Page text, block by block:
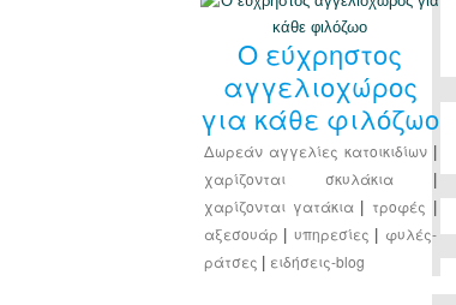
Ο εύχρηστος
αγγελιοχώρος
για κάθε φιλόζωο
Δωρεάν αγγελίες κατοικιδίων
χαρίζονται σκυλάκια
χαρίζονται γατάκια τροφές
αξεσουάρ υπηρεσίες
φυλές-
ράτσες
ειδήσεις-blog